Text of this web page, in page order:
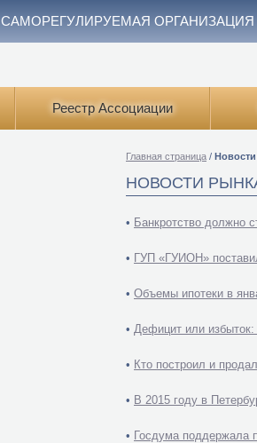
САМОРЕГУЛИРУЕМАЯ
Реестр Ассоциации
Главная страница /
НОВОСТИ
• Банкротство должно
• ГУП «ГУИОН»
• Объемы ипотеки в
• Дефицит или
• Кто построил и
• В 2015 году в
• Госдума поддержала